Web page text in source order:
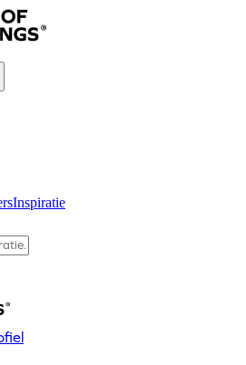
Inspiratie
Zoek leveranciers, inspiratie...